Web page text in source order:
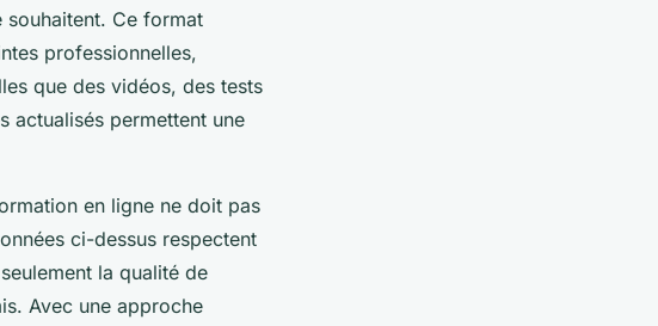
souhaitent. Ce format
professionnelles,
que des vidéos, des tests
actualisés permettent une
en ligne ne doit pas
ci-dessus respectent
la qualité de
Avec une approche